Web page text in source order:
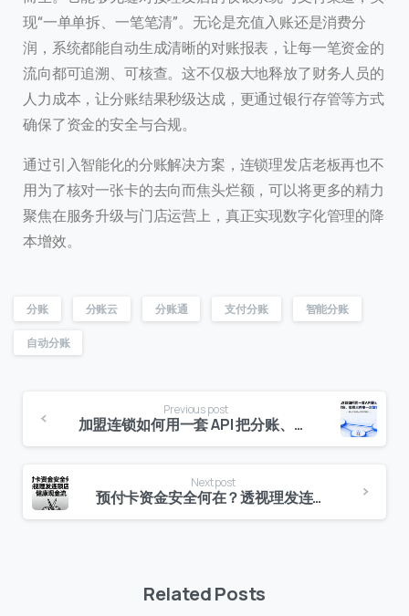
现“一单单拆、一笔笔清”。无论是充值入账还是消费分
润，系统都能自动生成清晰的对账报表，让每一笔资金的
流向都可追溯、可核查。这不仅极大地释放了财务人员的
人力成本，让分账结果秒级达成，更通过银行存管等方式
确保了资金的安全与合规。
通过引入智能化的分账解决方案，连锁理发店老板再也不
用为了核对一张卡的去向而焦头烂额，可以将更多的精力
聚焦在服务升级与门店运营上，真正实现数字化管理的降
本增效。
分账 分账云 分账通 支付分账 智能分账
自动分账
Previous post
加盟连锁如何用一套 API 把分账、对账、报税三件事一次做完
Next post
预付卡资金安全何在？透视理发连锁店的健康“现金流”
Related Posts